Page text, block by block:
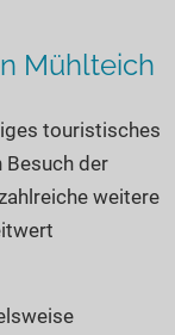
Mühlteich
touristisches
Besuch der
weitere